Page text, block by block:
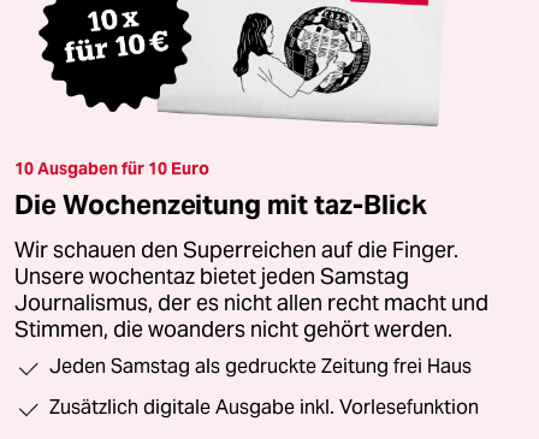
10 Ausgaben für 10 Euro
Die Wochenzeitung mit taz-Blick
Wir schauen den Superreichen auf die Finger.
Unsere wochentaz bietet jeden Samstag
Journalismus, der es nicht allen recht macht und
Stimmen, die woanders nicht gehört werden.
Jeden Samstag als gedruckte Zeitung frei Haus
Zusätzlich digitale Ausgabe inkl. Vorlesefunktion